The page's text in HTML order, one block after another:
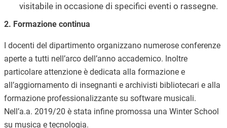
visitabile in occasione di specifici eventi o rassegne.
2. Formazione continua
I docenti del dipartimento organizzano numerose conferenze
aperte a tutti nell’arco dell’anno accademico. Inoltre
particolare attenzione è dedicata alla formazione e
all’aggiornamento di insegnanti e archivisti bibliotecari e alla
formazione professionalizzante su software musicali.
Nell’a.a. 2019/20 è stata infine promossa una Winter School
su musica e tecnologia.